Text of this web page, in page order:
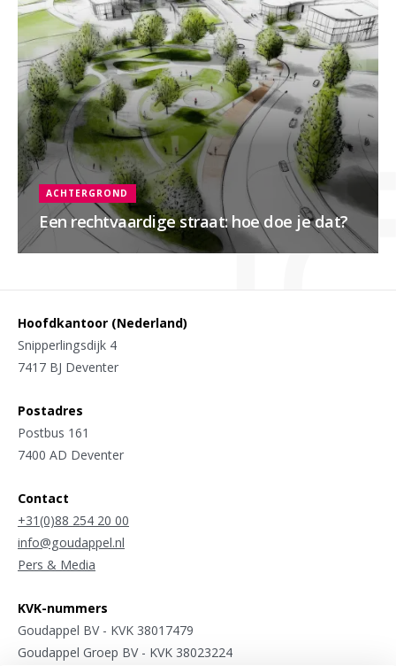
Een rechtvaardige straat: hoe doe je dat?
ACHTERGROND
Hoofdkantoor (Nederland)
Snipperlingsdijk 4
7417 BJ Deventer
Postadres
Postbus 161
7400 AD Deventer
Contact
+31(0)88 254 20 00
info@goudappel.nl
Pers & Media
KVK-nummers
Goudappel BV - KVK 38017479
Goudappel Groep BV - KVK 38023224